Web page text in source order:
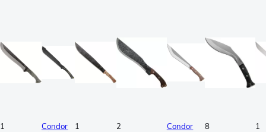
1
Condor
1
2
Condor
8
1